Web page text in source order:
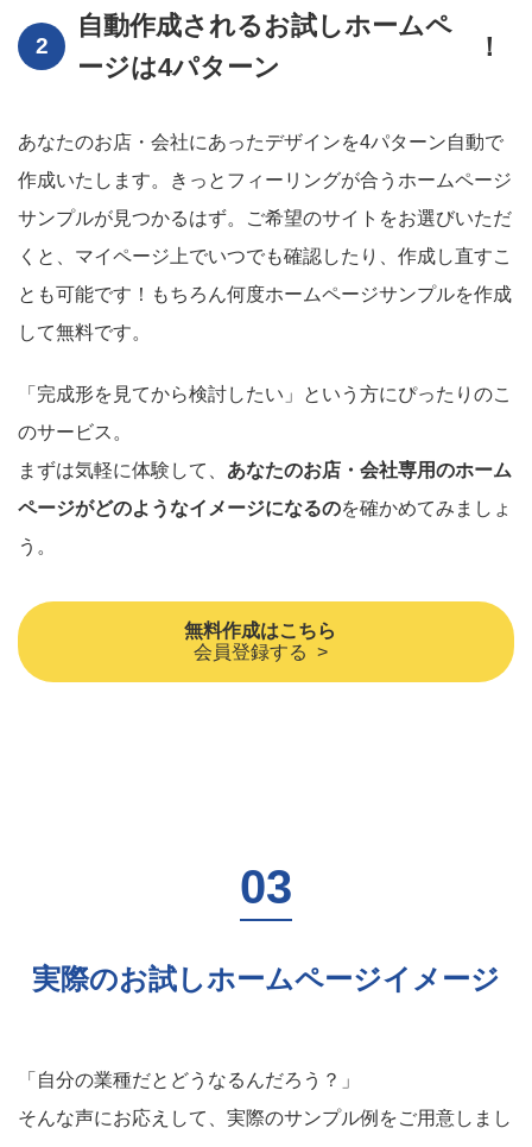
自動作成されるお試しホームペ
ージは4パターン
！
あなたのお店・会社にあったデザインを4パターン自動で
作成いたします。きっとフィーリングが合うホームページ
サンプルが見つかるはず。ご希望のサイトをお選びいただ
くと、マイページ上でいつでも確認したり、作成し直すこ
とも可能です！もちろん何度ホームページサンプルを作成
して無料です。
「完成形を見てから検討したい」という方にぴったりのこ
のサービス。
まずは気軽に体験して、 あなたのお店・会社専用のホーム
ページがどのようなイメージになるのを確かめてみましょ
う。
無料作成はこちら
会員登録する >
実際のお試しホームページイメージ
「自分の業種だとどうなるんだろう？」
そんな声にお応えして、実際のサンプル例をご用意しまし